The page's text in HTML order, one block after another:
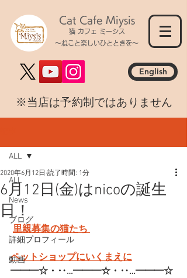
Cat Cafe Miysis
猫 カフェ ミーシス
～ねこと楽しいひとときを～
English
​※当店は予約制ではありません
ALL
News
ブログ
詳細プロフィール
動画
ALL
6月12日(金)はnicoの誕生
日！
2020年6月12日 読了時間: 1分
里親募集の猫たち
ペットショップにいくまえに
━━━☆・‥…━━━☆・‥…━━━☆